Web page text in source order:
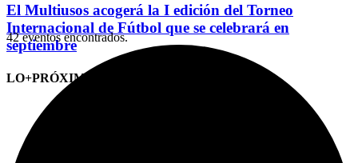
El Multiusos acogerá la I edición del Torneo
Internacional de Fútbol que se celebrará en
septiembre
LO+PRÓXIMO (CITAS)
42 eventos encontrados.